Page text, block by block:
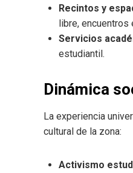
Recintos y
libre, encuentros
Servicios
estudiantil.
Dinámica
La experiencia
cultural de la zona:
Activismo